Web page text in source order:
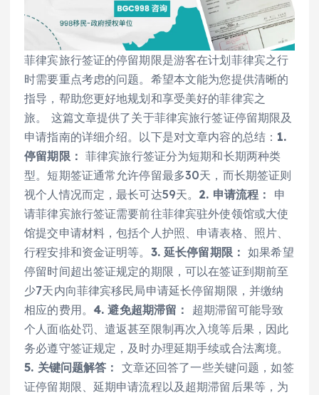
菲律宾旅行签证的停留期限是游客在计划菲律宾之行
时需要重点考虑的问题。希望本文能为您提供清晰的
指导，帮助您更好地规划和享受美好的菲律宾之
旅。 这篇文章提供了关于菲律宾旅行签证停留期限及
申请指南的详细介绍。以下是对文章内容的总结： 1.
停留期限： 菲律宾旅行签证分为短期和长期两种类
型。短期签证通常允许停留最多30天，而长期签证则
视个人情况而定，最长可达59天。 2. 申请流程：
申
请菲律宾旅行签证需要前往菲律宾驻外使领馆或大使
馆提交申请材料，包括个人护照、申请表格、照片、
行程安排和资金证明等。 3. 延长停留期限： 如果希望
停留时间超出签证规定的期限，可以在签证到期前至
少7天内向菲律宾移民局申请延长停留期限，并缴纳
相应的费用。 4. 避免超期滞留：
超期滞留可能导致
个人面临处罚、遣返甚至限制再次入境等后果，因此
务必遵守签证规定，及时办理延期手续或合法离境。
5. 关键问题解答： 文章还回答了一些关键问题，如签
证停留期限、延期申请流程以及超期滞留后果等，为